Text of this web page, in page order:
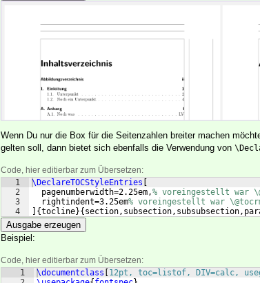
Wenn Du nur die Box für die Seitenzahlen breiter machen
gelten soll, dann bietet sich ebenfalls die Verwendung von
Code, hier editierbar zum Übersetzen:
1
2
3
4
\DeclareTOCStyleEntries [
  pagenumberwidth=2.25em,
% voreingestellt war
  rightindent=3.25em
% voreingestellt war
] {tocline}{
Ausgabe erzeugen
Beispiel:
Code, hier editierbar zum Übersetzen:
1
\documentclass [12pt, toc=listof, DIV=calc,